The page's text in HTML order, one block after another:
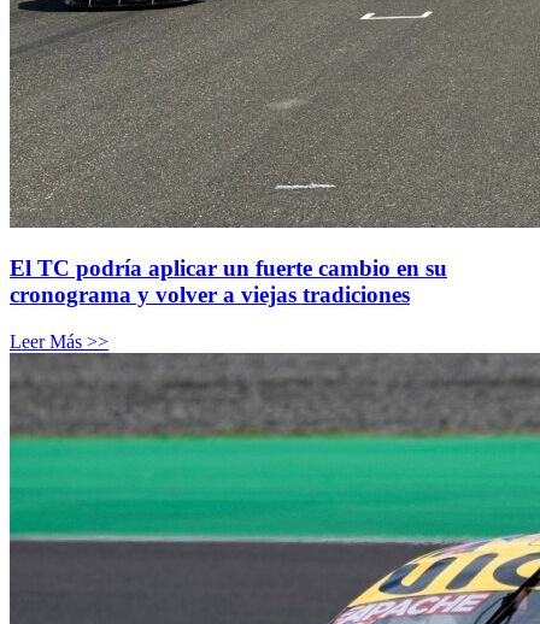
El TC podría aplicar un fuerte cambio en su
cronograma y volver a viejas tradiciones
Leer Más >>